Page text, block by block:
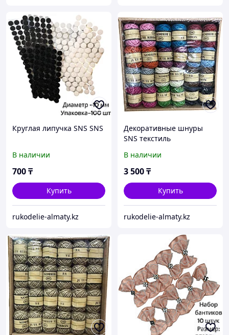
Круглая липучка SNS SNS
В наличии
700₸
Купить
rukodelie-almaty.kz
Декоративные шнуры
SNS текстиль
В наличии
3 500₸
Купить
rukodelie-almaty.kz